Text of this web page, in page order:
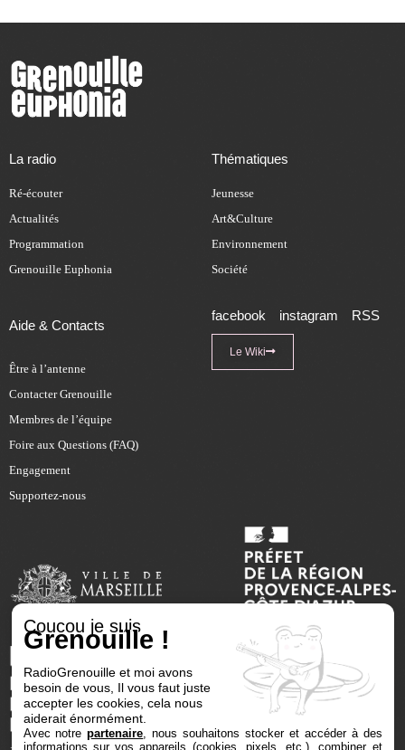
La radio
Ré-écouter
Actualités
Programmation
Grenouille Euphonia
Thématiques
Jeunesse
Art&Culture
Environnement
Société
Aide & Contacts
Être à l’antenne
Contacter Grenouille
Membres de l’équipe
Foire aux Questions (FAQ)
Engagement
Supportez-nous
facebook instagram RSS
Le Wiki
Coucou je suis
Grenouille !
RadioGrenouille et moi avons
besoin de vous, Il vous faut juste
accepter les cookies, cela nous
aiderait énormément.
Avec notrepartenaire , nous souhaitons stocker et accéder à des
informations sur vos appareils (cookies, pixels, etc.), combiner et